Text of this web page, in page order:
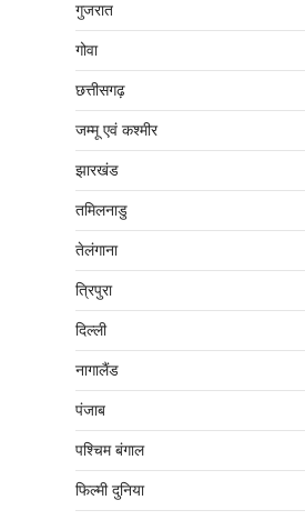
गुजरात
गोवा
छत्तीसगढ़
जम्‍मू एवं कश्‍मीर
झारखंड
तमिलनाडु
तेलंगाना
त्रिपुरा
दिल्‍ली
नागालैंड
पंजाब
पश्चिम बंगाल
फिल्मी दुनिया